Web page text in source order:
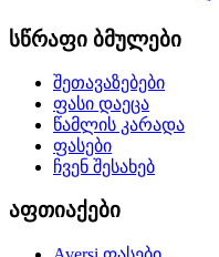
სწრაფი ბმულები
შეთავაზებები
ფასი დაეცა
წამლის კარადა
ფასები
ჩვენ შესახებ
აფთიაქები